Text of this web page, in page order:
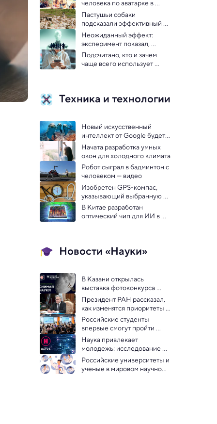
человека по аватарке в
соцсетях — нейросеть
теперь умеет и это
Пастушьи собаки
подсказали эффективный
способ управления роями
роботов
Неожиданный эффект:
эксперимент показал,
какому ИИ подчиняются
люди
Подсчитано, кто и зачем
чаще всего использует
Техника и технологии
Новый искусственный
интеллект от Google будет
разговаривать с
дельфинами
Начата разработка умных
окон для холодного климата
Робот сыграл в бадминтон с
человеком — видео
Изобретен GPS-компас,
указывающий выбранную
точку на карте
В Китае разработан
оптический чип для ИИ в
Новости «Науки»
В Казани открылась
выставка фотоконкурса
«Снимай науку!»
Президент РАН рассказал,
как изменятся приоритеты
российской науки в новых
условиях
Российские студенты
впервые смогут пройти
программу
предварительной
подготовки в космонавты
Наука привлекает
молодежь: исследование
телеканала «Наука»
Российские университеты и
ученые в мировом научном